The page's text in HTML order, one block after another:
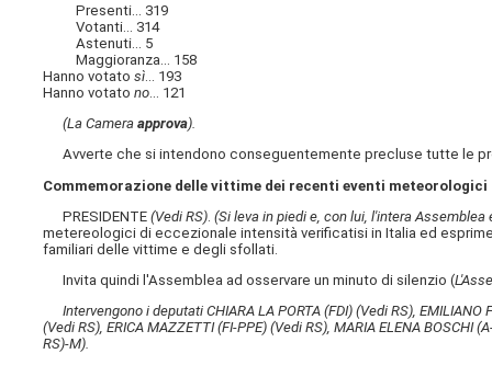
Presenti... 319
Votanti... 314
Astenuti... 5
Maggioranza... 158
Hanno votatosì ... 193
Hanno votatono ... 121
(La Cameraapprova).
Avverte che si intendono conseguentemente precluse tutte le
Commemorazione delle vittime dei recenti eventi
PRESIDENTE(Vedi RS) .(Si leva in piedi e, con lui, l'intera Assemblea
metereologici di eccezionale intensità verificatisi in Italia ed
familiari delle vittime e degli sfollati.
Invita quindi l'Assemblea ad osservare un minuto di silenzio (
Intervengono i deputati CHIARA LA PORTA (FDI)(Vedi RS), EMILIANO
(Vedi RS), ERICA MAZZETTI (FI-PPE)(Vedi RS), MARIA ELENA BOSCHI
RS)-M).